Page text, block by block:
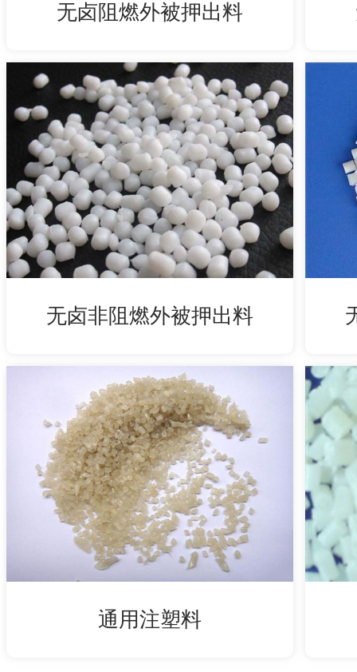
无卤阻燃外被押出料
无卤非阻燃外被押出料
通用注塑料